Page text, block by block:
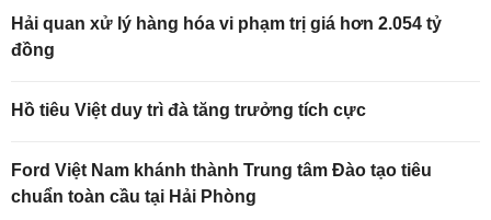
Hải quan xử lý hàng hóa vi phạm trị giá hơn 2.054 tỷ
đồng
Hồ tiêu Việt duy trì đà tăng trưởng tích cực
Ford Việt Nam khánh thành Trung tâm Đào tạo tiêu
chuẩn toàn cầu tại Hải Phòng